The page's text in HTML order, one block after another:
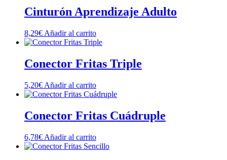
Cinturón Aprendizaje Adulto
8,29€ Añadir al carrito
Conector Fritas Triple
5,20€ Añadir al carrito
Conector Fritas Cuádruple
6,78€ Añadir al carrito